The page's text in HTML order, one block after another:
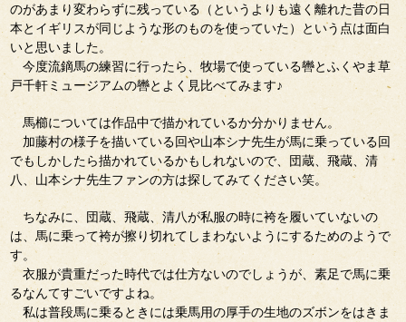
のがあまり変わらずに残っている（というよりも遠く離れた昔の日
本とイギリスが同じような形のものを使っていた）という点は面白
いと思いました。
今度流鏑馬の練習に行ったら、牧場で使っている轡とふくやま草
戸千軒ミュージアムの轡とよく見比べてみます♪
馬櫛については作品中で描かれているか分かりません。
加藤村の様子を描いている回や山本シナ先生が馬に乗っている回
でもしかしたら描かれているかもしれないので、団蔵、飛蔵、清
八、山本シナ先生ファンの方は探してみてください笑。
ちなみに、団蔵、飛蔵、清八が私服の時に袴を履いていないの
は、馬に乗って袴が擦り切れてしまわないようにするためのようで
す。
衣服が貴重だった時代では仕方ないのでしょうが、素足で馬に乗
るなんてすごいですよね。
私は普段馬に乗るときには乗馬用の厚手の生地のズボンをはきま